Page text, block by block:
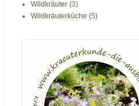
Wildkräuter (3)
Wildkräuterküche (5)